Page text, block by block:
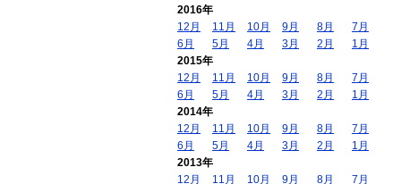
2016年
12月
11月 10月 9月 8月
7月
6月
5月 4月 3月 2月
1月
2015年
12月
11月 10月 9月 8月
7月
6月
5月 4月 3月 2月
1月
2014年
12月
11月 10月 9月 8月
7月
6月
5月 4月 3月 2月
1月
2013年
12月
11月 10月 9月 8月 7月